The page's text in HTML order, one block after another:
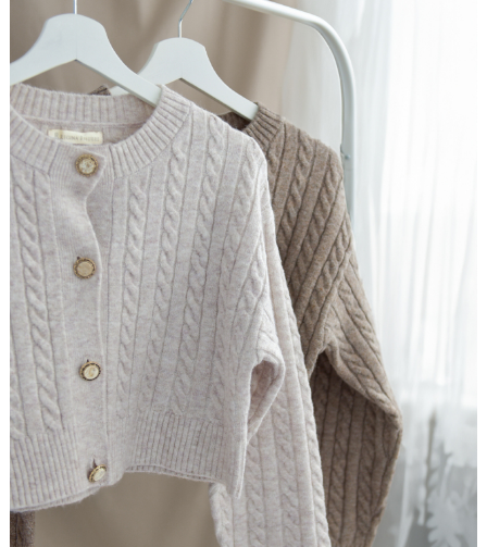
淡いトーンで優しげな雰囲気を演出し、上品さを引き
立てます。
ワンピースと合わせることでフェミニンで温もりある
印象に。
旬style、美し魅せ
肩を少し落としたオーバーシルエットでゆったりした
着心地とこなれ感を両立。ケーブル編みの立体感で高
級感があり、上品なシーンにも対応します。
ふわもち、柔らかニット
ふわっとしていてもちっとした手触りが特徴の上質ニ
ット素材。軽くてストレスのない着心地で、寒い季節
も暖かく快適に過ごせます。
■ディテール
長袖 / ショート丈 / ニット / アウター
［ふわもち］手触り実感
製造 中国
<Attention>
・サイズは、当店平置き実寸サイズとなります。
・製造工程上／生地の特性上、サイズ表記には
(1〜2cm程度)が生じる場合がございますこと、予めご了
承ください。
・お洋服の測り方については こちらをご覧下さい。
・タンブラー乾燥はお避け下さい。
・サイズや着心地についてのご相談は、お気軽に下記まで
お問い合わせください。
［お問い合わせ先：レジーナ カスタマーセンター］
Mail：
shop@reginarisurre.com